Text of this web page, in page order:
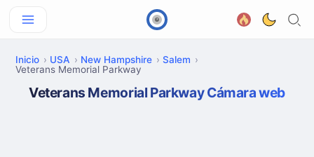
Inicio USA New Hampshire
Salem
Veterans Memorial Parkway
Veterans Memorial Parkway Cámara web